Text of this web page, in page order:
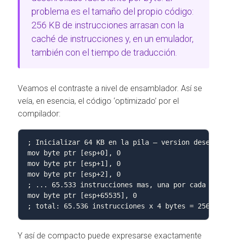
problema es el tamaño del propio código:
256 KB de instrucciones arrasan con la
caché de instrucciones y, en un emulador,
también con el tiempo de traducción.
Veamos el contraste a nivel de ensamblador. Así se
veía, en esencia, el código ‘optimizado’ por el
compilador:
; Inicializar 64 KB en la pila — version
mov byte ptr [esp+0], 0
mov byte ptr [esp+1], 0
mov byte ptr [esp+2], 0
; ... 65.533 instrucciones mas, una por cada
mov byte ptr [esp+65535], 0
; total: 65.536 instrucciones x 4 bytes = 256 KB
Y así de compacto puede expresarse exactamente